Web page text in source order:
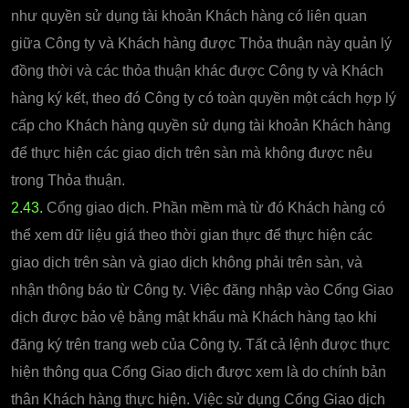
như quyền sử dụng tài khoản Khách hàng có liên quan
giữa Công ty và Khách hàng được Thỏa thuận này quản lý
đồng thời và các thỏa thuận khác được Công ty và Khách
hàng ký kết, theo đó Công ty có toàn quyền một cách hợp lý
cấp cho Khách hàng quyền sử dụng tài khoản Khách hàng
để thực hiện các giao dịch trên sàn mà không được nêu
trong Thỏa thuận.
2.43. Cổng giao dịch. Phần mềm mà từ đó Khách hàng có
thể xem dữ liệu giá theo thời gian thực để thực hiện các
giao dịch trên sàn và giao dịch không phải trên sàn, và
nhận thông báo từ Công ty. Việc đăng nhập vào Cổng Giao
dịch được bảo vệ bằng mật khẩu mà Khách hàng tạo khi
đăng ký trên trang web của Công ty. Tất cả lệnh được thực
hiện thông qua Cổng Giao dịch được xem là do chính bản
thân Khách hàng thực hiện. Việc sử dụng Cổng Giao dịch